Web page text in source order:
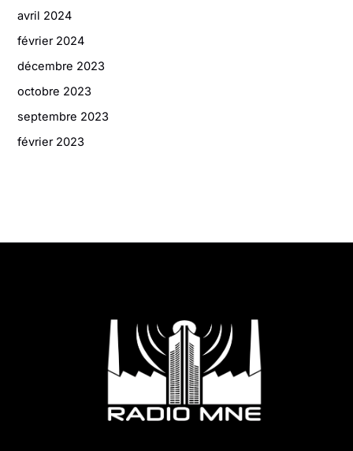
avril 2024
février 2024
décembre 2023
octobre 2023
septembre 2023
février 2023